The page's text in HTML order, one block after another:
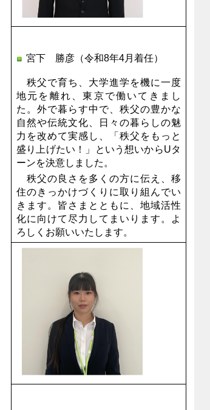
宮下 勝彦（令和8年4月着任）
秩父で育ち、大学進学を機に一度
地元を離れ、東京で働いてきまし
た。外で暮らす中で、秩父の豊かな
自然や伝統文化、日々の暮らしの魅
力を改めて実感し、「秩父をもっと
盛り上げたい！」という想いからUタ
ーンを決意しました。
秩父の良さを多くの方に伝え、移
住のきっかけづくりに取り組んでい
きます。皆さまとともに、地域活性
化に向けて尽力してまいります。よ
ろしくお願いいたします。